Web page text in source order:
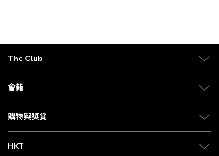
The Club
關於 The Club
合作夥伴
媒體中心
會籍
會籍及專屬禮遇
賺取積分
購物與獎賞
物流與配送
Club Shopping 商品領取站
HKT